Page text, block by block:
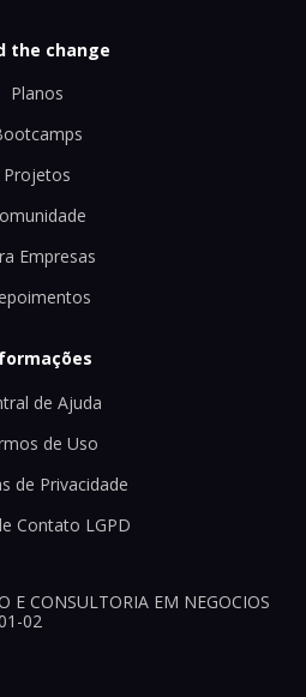
the change
Planos
Projetos
Empresas
de Ajuda
de Uso
de Privacidade
Contato LGPD
E CONSULTORIA EM NEGOCIOS
02